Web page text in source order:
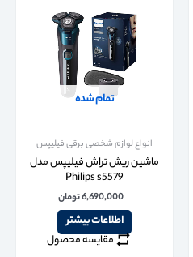
تمام شده
انواع لوازم شخصی برقی فیلیپس
ماشین ریش تراش فیلیپس مدل
Philips s5579
6,690,000تومان
اطلاعات بیشتر
مقایسه محصول